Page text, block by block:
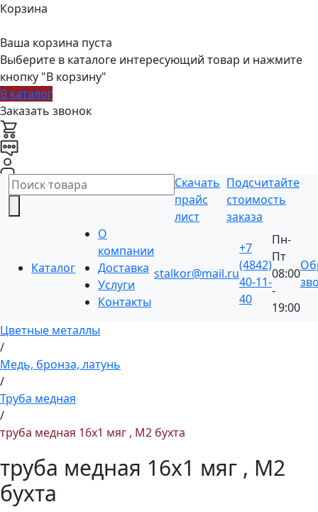
Корзина
Ваша корзина пуста
Выберите в каталоге интересующий товар и нажмите
кнопку "В корзину"
В каталог
Заказать звонок
Скачать
прайс
лист
Подсчитайте
стоимость
заказа
Каталог
О
компании
Доставка
Услуги
Контакты
stalkor@mail.ru
+7
(4842)
40-11-
40
Пн-
Пт
08:00
-
19:00
Цветные металлы
/
Медь, бронза, латунь
/
Труба медная
/
труба медная 16x1 мяг , М2 бухта
труба медная 16x1 мяг , М2
бухта